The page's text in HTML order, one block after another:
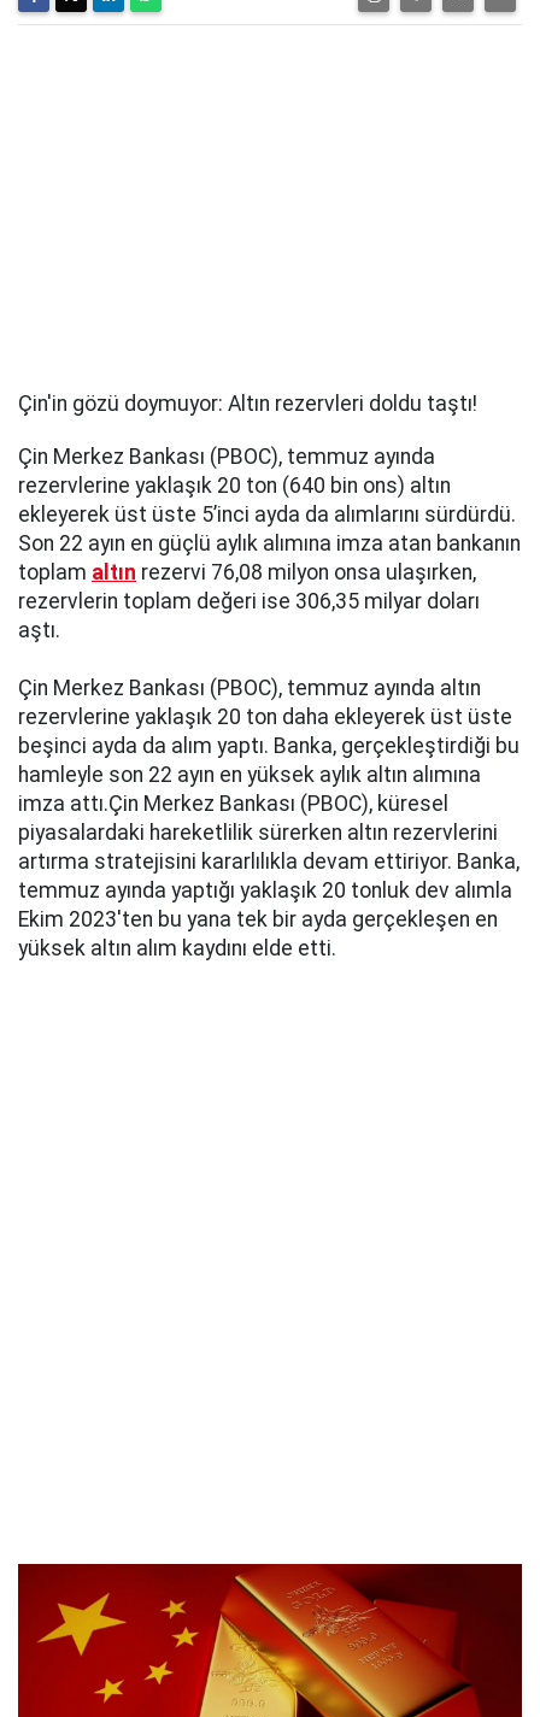
Çin'in gözü doymuyor: Altın rezervleri doldu taştı!
Çin Merkez Bankası (PBOC), temmuz ayında
rezervlerine yaklaşık 20 ton (640 bin ons) altın
ekleyerek üst üste 5’inci ayda da alımlarını sürdürdü.
Son 22 ayın en güçlü aylık alımına imza atan bankanın
toplam altın rezervi 76,08 milyon onsa ulaşırken,
rezervlerin toplam değeri ise 306,35 milyar doları
aştı.
Çin Merkez Bankası (PBOC), temmuz ayında altın
rezervlerine yaklaşık 20 ton daha ekleyerek üst üste
beşinci ayda da alım yaptı. Banka, gerçekleştirdiği bu
hamleyle son 22 ayın en yüksek aylık altın alımına
imza attı.Çin Merkez Bankası (PBOC), küresel
piyasalardaki hareketlilik sürerken altın rezervlerini
artırma stratejisini kararlılıkla devam ettiriyor. Banka,
temmuz ayında yaptığı yaklaşık 20 tonluk dev alımla
Ekim 2023'ten bu yana tek bir ayda gerçekleşen en
yüksek altın alım kaydını elde etti.